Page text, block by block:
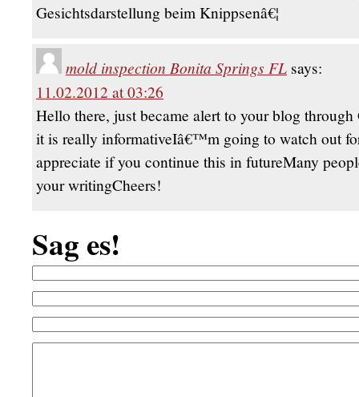
Gesichtsdarstellung beim Knippsenâ€¦
mold inspection Bonita Springs FL says:
11.02.2012 at 03:26
Hello there, just became alert to your blog
it is really informativeIâ€™m going to watch out
appreciate if you continue this in futureMany
your writingCheers!
Sag es!